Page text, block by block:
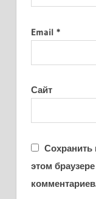
Email *
Сайт
Сохранить
этом